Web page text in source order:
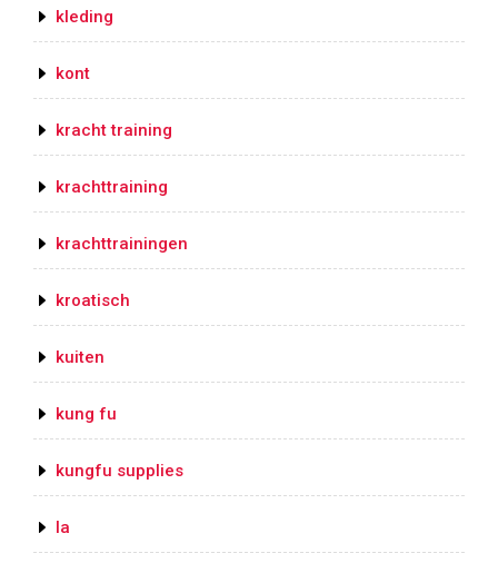
kleding
kont
kracht training
krachttraining
krachttrainingen
kroatisch
kuiten
kung fu
kungfu supplies
la